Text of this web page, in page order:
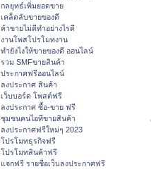
กลยุทธ์เพิ่มยอดขาย
เคล็ดลับขายของดี
ค้าขายไม่ดีทำอย่างไรดี
งานโพสโปรโมทงาน
ทํายังไงให้ขายของดี ออนไลน์
รวม SMFขายสินค้า
ประกาศฟรีออนไลน์
ลงประกาศ สินค้า
เว็บบอร์ด โพสต์ฟรี
ลงประกาศ ซื้อ-ขาย ฟรี
ชุมชนคนไอทีขายสินค้า
ลงประกาศฟรีใหม่ๆ 2023
โปรโมทธุรกิจฟรี
โปรโมทสินค้าฟรี
แจกฟรี รายชื่อเว็บลงประกาศฟรี